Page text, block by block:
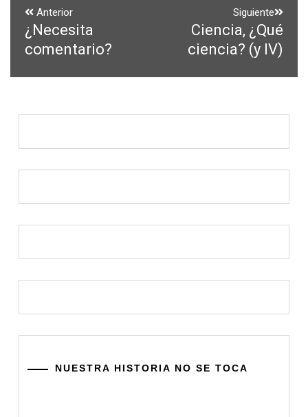
Navegación
de
entradas
Anterior
Entrada
anterior:
¿Necesita
comentario?
Siguiente
Entrada
siguiente:
Ciencia, ¿Qué
ciencia? (y IV)
NUESTRA HISTORIA NO SE TOCA